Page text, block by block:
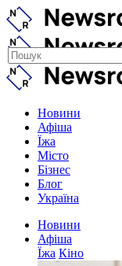
Новини
Афіша
Їжа
Місто
Бізнес
Блог
Україна
Новини
Афіша
Їжа Кіно